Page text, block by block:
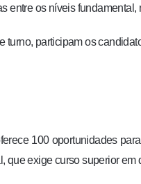
entre os níveis fundamental,
turno, participam os
100 oportunidades
exige curso superior em